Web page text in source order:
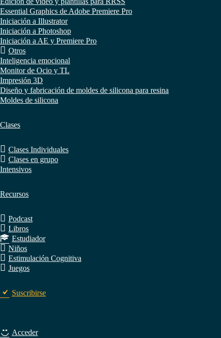
Essential Graphics de Adobe Premiere Pro
Iniciación a Illustrator
Iniciación a Photoshop
Iniciación a AE y Premiere Pro
Otros
Inteligencia emocional
Monitor de Ocio y TL
Impresión 3D
Diseño y fabricación de moldes de silicona para resina
Moldes de silicona
Clases
Clases Individuales
Clases en grupo
Intensivos
Recursos
Podcast
Libros
Estudiador
Niños
Estimulación Cognitiva
Juegos
Suscribirse
Acceder